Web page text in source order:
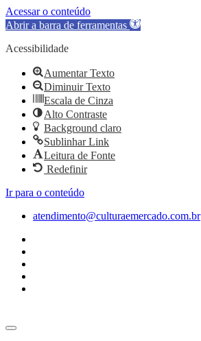
Acessar o conteúdo
Abrir a barra de ferramentas
Acessibilidade
Aumentar Texto
Diminuir Texto
Escala de Cinza
Alto Contraste
Background claro
Sublinhar Link
Leitura de Fonte
Redefinir
Ir para o conteúdo
atendimento@culturaemercado.com.br